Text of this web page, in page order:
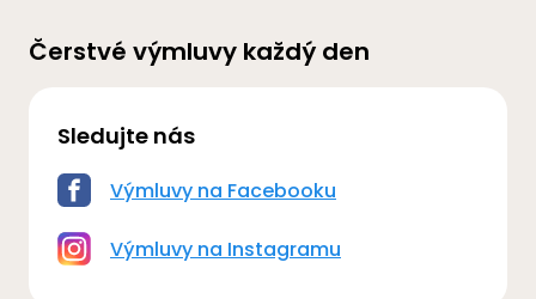
Čerstvé výmluvy každý den
Sledujte nás
Výmluvy na Facebooku
Výmluvy na Instagramu